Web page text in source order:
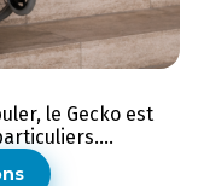
le Gecko est